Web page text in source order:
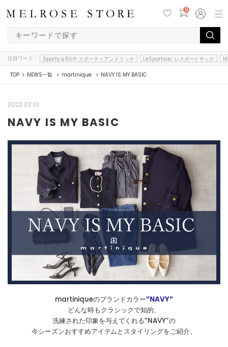
0
注目ワード： Sporty＆Rich スポーティアンドリッチ LeSportsac レスポートサック
TOP NEWS一覧 martinique NAVY IS MY BASIC
2022.02.01
NAVY IS MY BASIC
martiniqueのブランドカラー”NAVY”
どんな時もクラシックで知的、
洗練された印象を与えてくれる”NAVY”の
今シーズンおすすめアイテムとスタイリングをご紹介。